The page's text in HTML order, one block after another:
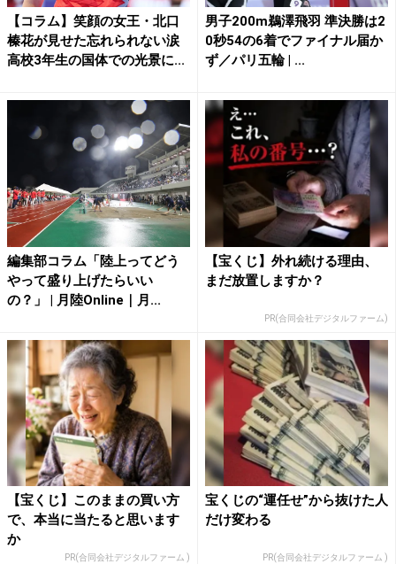
【コラム】笑顔の女王・北口
榛花が見せた忘れられない涙
高校3年生の国体での光景に...
男子200m鵜澤飛羽 準決勝は2
0秒54の6着でファイナル届か
ず／パリ五輪 | ...
編集部コラム「陸上ってどう
やって盛り上げたらいい
の？」 | 月陸Online｜月...
【宝くじ】外れ続ける理由、
まだ放置しますか？
PR(合同会社デジタルファーム)
【宝くじ】このままの買い方
で、本当に当たると思います
か
PR(合同会社デジタルファーム )
宝くじの“運任せ”から抜けた人
だけ変わる
PR(合同会社デジタルファーム )